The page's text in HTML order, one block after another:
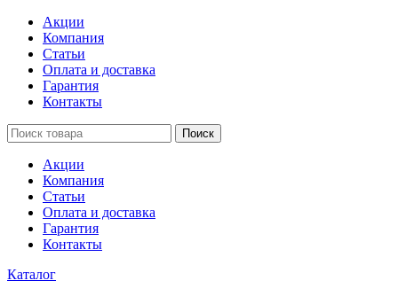
Акции
Компания
Статьи
Оплата и доставка
Гарантия
Контакты
Поиск
Акции
Компания
Статьи
Оплата и доставка
Гарантия
Контакты
Каталог